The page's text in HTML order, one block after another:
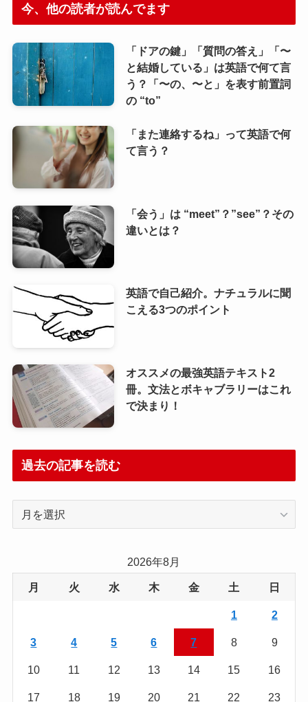
今、他の読者が読んでます
「ドアの鍵」「質問の答え」「〜
と結婚している」は英語で何て言
う？「〜の、〜と」を表す前置詞
の “to”
「また連絡するね」って英語で何
て言う？
「会う」は “meet”？”see”？その
違いとは？
英語で自己紹介。ナチュラルに聞
こえる3つのポイント
オススメの最強英語テキスト2
冊。文法とボキャブラリーはこれ
で決まり！
過去の記事を読む
事
2026年8月
月 火 水 木 金 土 日
1 2
3 4 5 6 7 8 9
10 11 12 13 14 15 16
17 18 19 20 21 22 23